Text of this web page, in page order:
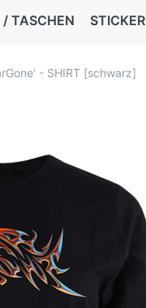
/ TASCHEN STICKER
- SHIRT [schwarz]